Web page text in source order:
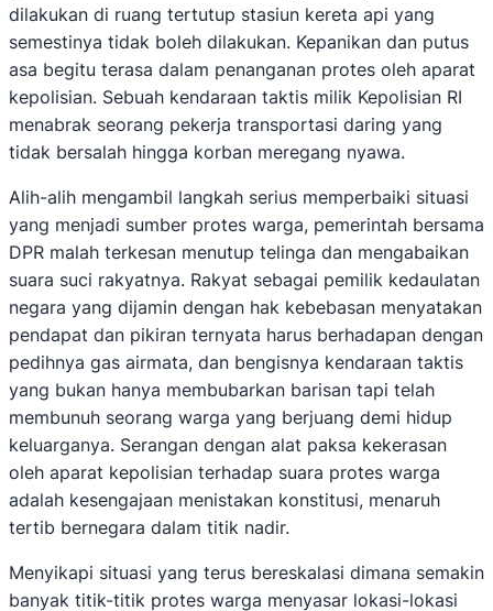
dilakukan di ruang tertutup stasiun kereta api yang
semestinya tidak boleh dilakukan. Kepanikan dan putus
asa begitu terasa dalam penanganan protes oleh aparat
kepolisian. Sebuah kendaraan taktis milik Kepolisian RI
menabrak seorang pekerja transportasi daring yang
tidak bersalah hingga korban meregang nyawa.
Alih-alih mengambil langkah serius memperbaiki situasi
yang menjadi sumber protes warga, pemerintah bersama
DPR malah terkesan menutup telinga dan mengabaikan
suara suci rakyatnya. Rakyat sebagai pemilik kedaulatan
negara yang dijamin dengan hak kebebasan menyatakan
pendapat dan pikiran ternyata harus berhadapan dengan
pedihnya gas airmata, dan bengisnya kendaraan taktis
yang bukan hanya membubarkan barisan tapi telah
membunuh seorang warga yang berjuang demi hidup
keluarganya. Serangan dengan alat paksa kekerasan
oleh aparat kepolisian terhadap suara protes warga
adalah kesengajaan menistakan konstitusi, menaruh
tertib bernegara dalam titik nadir.
Menyikapi situasi yang terus bereskalasi dimana semakin
banyak titik-titik protes warga menyasar lokasi-lokasi